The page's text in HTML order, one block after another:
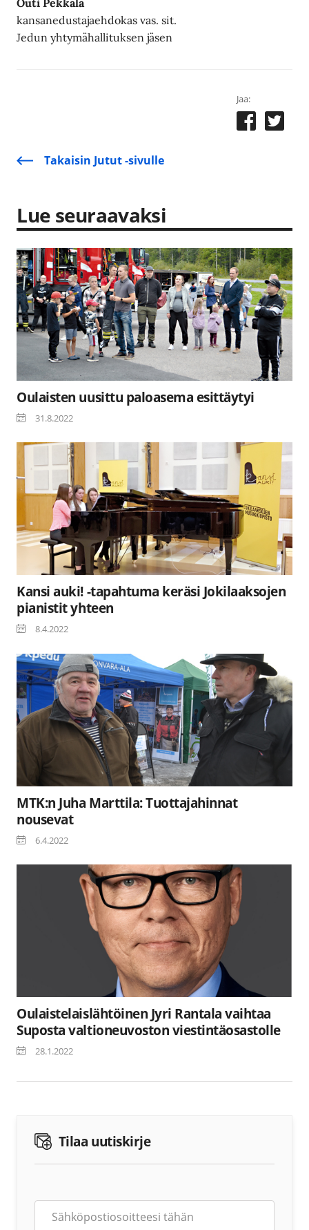
Outi Pekkala
kansanedustajaehdokas vas. sit.
Jedun yhtymähallituksen jäsen
Jaa:
Takaisin Jutut -sivulle
Lue seuraavaksi
Oulaisten uusittu paloasema esittäytyi
31.8.2022
Kansi auki! -tapahtuma keräsi Jokilaaksojen
pianistit yhteen
8.4.2022
MTK:n Juha Marttila: Tuottajahinnat
nousevat
6.4.2022
Oulaistelaislähtöinen Jyri Rantala vaihtaa
Suposta valtioneuvoston viestintäosastolle
28.1.2022
Tilaa uutiskirje